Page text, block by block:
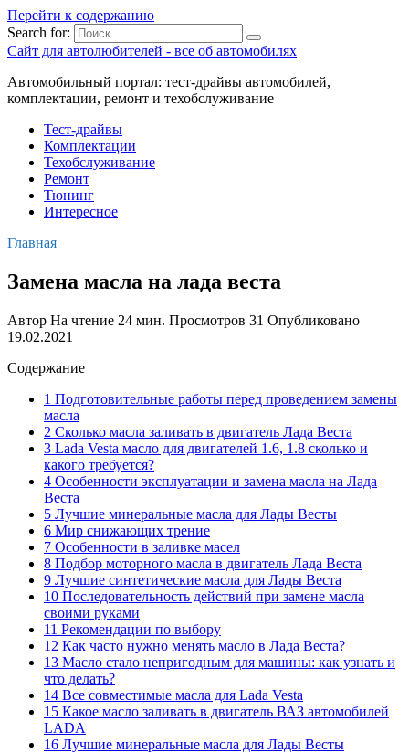
Перейти к содержанию
Search for:
Сайт для автолюбителей - все об автомобилях
Автомобильный портал: тест-драйвы автомобилей,
комплектации, ремонт и техобслуживание
Тест-драйвы
Комплектации
Техобслуживание
Ремонт
Тюнинг
Интересное
Главная
Замена масла на лада веста
Автор На чтение 24 мин. Просмотров 31 Опубликовано
19.02.2021
Содержание
1 Подготовительные работы перед проведением замены
масла
2 Сколько масла заливать в двигатель Лада Веста
3 Lada Vesta масло для двигателей 1.6, 1.8 сколько и
какого требуется?
4 Особенности эксплуатации и замена масла на Лада
Веста
5 Лучшие минеральные масла для Лады Весты
6 Мир снижающих трение
7 Особенности в заливке масел
8 Подбор моторного масла в двигатель Лада Веста
9 Лучшие синтетические масла для Лады Веста
10 Последовательность действий при замене масла
своими руками
11 Рекомендации по выбору
12 Как часто нужно менять масло в Лада Веста?
13 Масло стало непригодным для машины: как узнать и
что делать?
14 Все совместимые масла для Lada Vesta
15 Какое масло заливать в двигатель ВАЗ автомобилей
LADA
16 Лучшие минеральные масла для Лады Весты